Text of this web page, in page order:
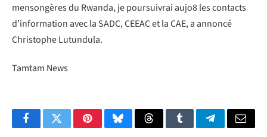
mensongères du Rwanda, je poursuivrai aujo8 les contacts
d’information avec la SADC, CEEAC et la CAE, a annoncé
Christophe Lutundula.
Tamtam News
FacebookTwitterPinterestBlueskyThreadsTumblrTelegramEmail